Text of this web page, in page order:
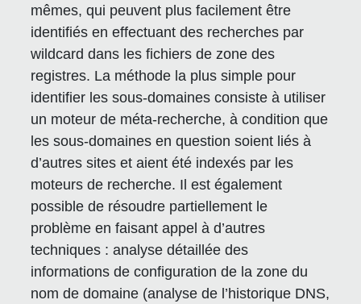
mêmes, qui peuvent plus facilement être
identifiés en effectuant des recherches par
wildcard dans les fichiers de zone des
registres. La méthode la plus simple pour
identifier les sous-domaines consiste à utiliser
un moteur de méta-recherche, à condition que
les sous-domaines en question soient liés à
d’autres sites et aient été indexés par les
moteurs de recherche. Il est également
possible de résoudre partiellement le
problème en faisant appel à d’autres
techniques : analyse détaillée des
informations de configuration de la zone du
nom de domaine (analyse de l’historique DNS,